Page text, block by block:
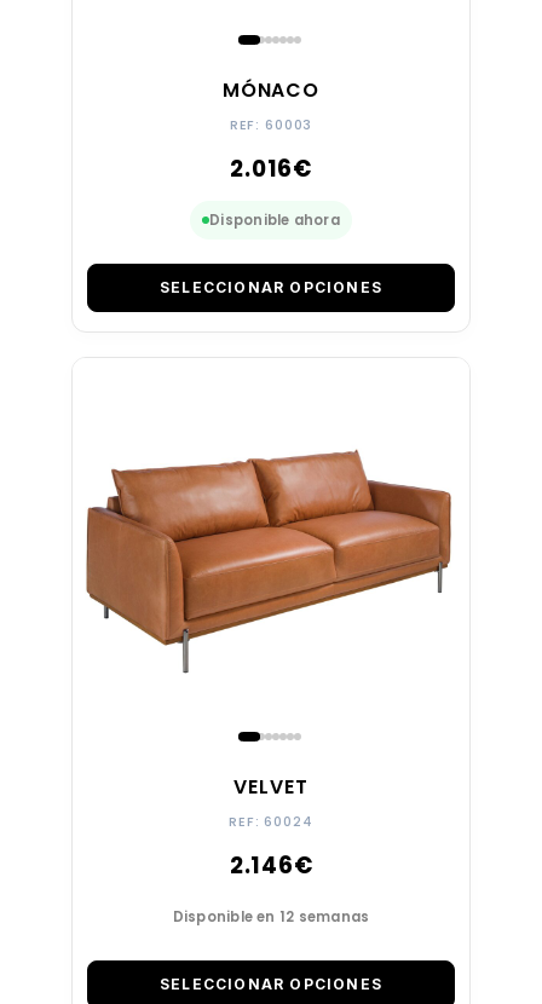
MÓNACO
REF: 60003
2.016€
Disponible ahora
SELECCIONAR OPCIONES
VELVET
REF: 60024
2.146€
Disponible en 12 semanas
SELECCIONAR OPCIONES